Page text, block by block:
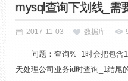
mysql查询下划线_需
2017-11-03 数据库
问题：查询%_1时会把包含
天处理公司业务id时查询_1结尾